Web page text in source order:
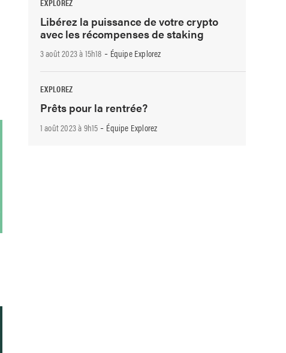
Libérez la puissance de votre crypto
avec les récompenses de staking
3 août 2023 à 15h18 - Équipe Explorez
EXPLOREZ
Prêts pour la rentrée?
1 août 2023 à 9h15 - Équipe Explorez